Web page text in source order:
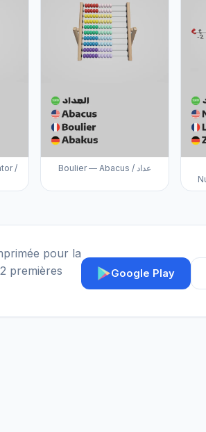
/
Boulier — Abacus / عداد
pour la
premières
Google Play